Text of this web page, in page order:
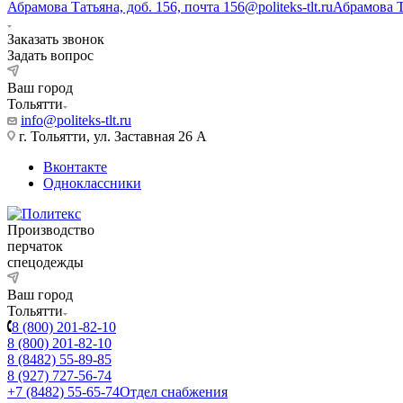
Абрамова Татьяна, доб. 156, почта 156@politeks-tlt.ruАбрамова
Заказать звонок
Задать вопрос
Ваш город
Тольятти
info@politeks-tlt.ru
г. Тольятти, ул. Заставная 26 А
Вконтакте
Одноклассники
Производство
перчаток
спецодежды
Ваш город
Тольятти
8 (800) 201-82-10
8 (800) 201-82-10
8 (8482) 55-89-85
8 (927) 727-56-74
+7 (8482) 55-65-74Отдел снабжения